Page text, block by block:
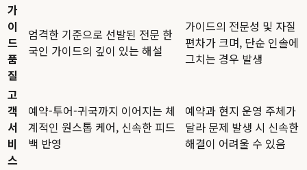
가
이
드
품
질
엄격한 기준으로 선발된 전문 한
국인 가이드의 깊이 있는 해설
가이드의 전문성 및 자질
편차가 크며, 단순 인솔에
그치는 경우 발생
고
객
서
비
스
예약-투어-귀국까지 이어지는 체
계적인 원스톱 케어, 신속한 피드
백 반영
예약과 현지 운영 주체가
달라 문제 발생 시 신속한
해결이 어려울 수 있음